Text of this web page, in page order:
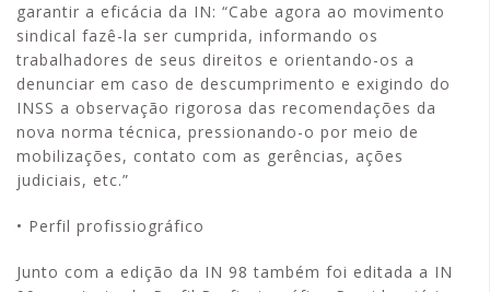
garantir a eficácia da IN: “Cabe agora ao movimento
sindical fazê-la ser cumprida, informando os
trabalhadores de seus direitos e orientando-os a
denunciar em caso de descumprimento e exigindo do
INSS a observação rigorosa das recomendações da
nova norma técnica, pressionando-o por meio de
mobilizações, contato com as gerências, ações
judiciais, etc.”
• Perfil profissiográfico
Junto com a edição da IN 98 também foi editada a IN